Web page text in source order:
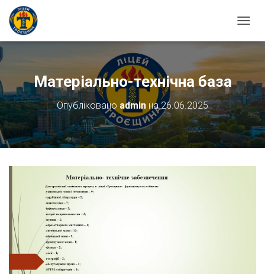
Матеріально-технічна база
Опубліковано admin на26.06.2025